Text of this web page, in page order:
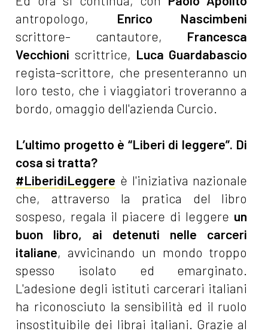
antropologo, Enrico Nascimbeni
scrittore- cantautore, Francesca
Vecchioni scrittrice, Luca Guardabascio
regista-scrittore, che presenteranno un
loro testo, che i viaggiatori troveranno a
bordo, omaggio dell'azienda Curcio.
L’ultimo progetto è “Liberi di leggere”. Di
cosa si tratta?
#LiberidiLeggere è l'iniziativa nazionale
che, attraverso la pratica del libro
sospeso, regala il piacere di leggere un
buon libro, ai detenuti nelle carceri
italiane, avvicinando un mondo troppo
spesso isolato ed emarginato.
L'adesione degli istituti carcerari italiani
ha riconosciuto la sensibilità ed il ruolo
insostituibile dei librai italiani. Grazie al